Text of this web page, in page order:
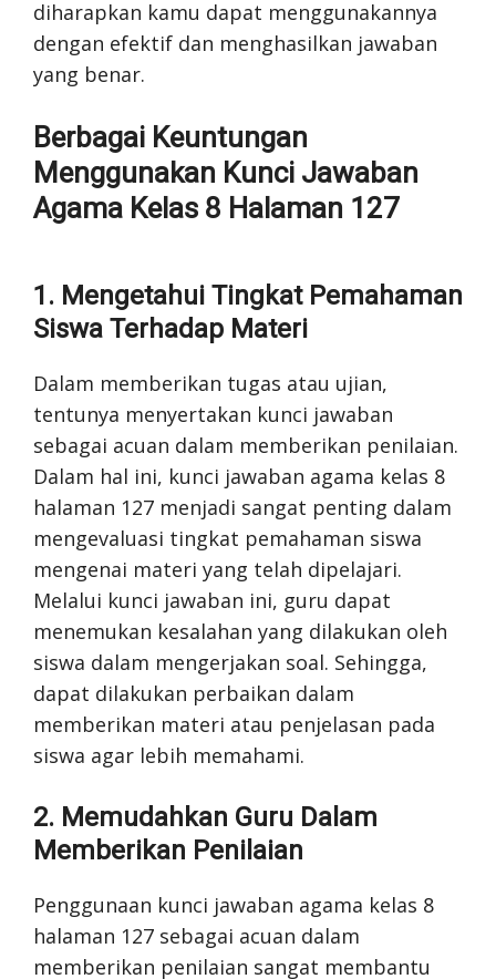
diharapkan kamu dapat menggunakannya
dengan efektif dan menghasilkan jawaban
yang benar.
Berbagai Keuntungan
Menggunakan Kunci Jawaban
Agama Kelas 8 Halaman 127
1. Mengetahui Tingkat Pemahaman
Siswa Terhadap Materi
Dalam memberikan tugas atau ujian,
tentunya menyertakan kunci jawaban
sebagai acuan dalam memberikan penilaian.
Dalam hal ini, kunci jawaban agama kelas 8
halaman 127 menjadi sangat penting dalam
mengevaluasi tingkat pemahaman siswa
mengenai materi yang telah dipelajari.
Melalui kunci jawaban ini, guru dapat
menemukan kesalahan yang dilakukan oleh
siswa dalam mengerjakan soal. Sehingga,
dapat dilakukan perbaikan dalam
memberikan materi atau penjelasan pada
siswa agar lebih memahami.
2. Memudahkan Guru Dalam
Memberikan Penilaian
Penggunaan kunci jawaban agama kelas 8
halaman 127 sebagai acuan dalam
memberikan penilaian sangat membantu